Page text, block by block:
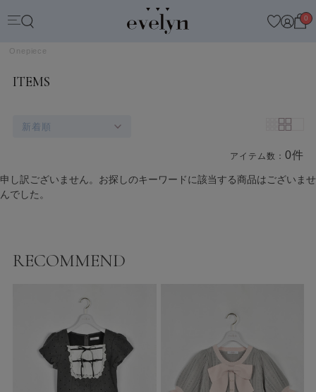
0
Onepiece
ITEMS
新着順
アイテム数：0件
商品一覧
申し訳ございません。お探しのキーワードに該当する商品はございませ
んでした。
RECOMMEND